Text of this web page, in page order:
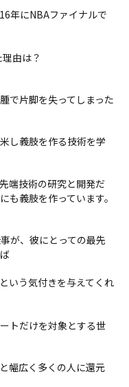
年にNBAファイナルで
由は？
で片脚を失ってしまった
し義肢を作る技術を学
端技術の研究と開発だ
も義肢を作っています。
が、彼にとっての最先
いう気付きを与えてくれ
トだけを対象とする世
幅広く多くの人に還元